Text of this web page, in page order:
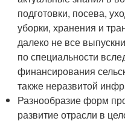
подготовки, посева,
уборки, хранения и
далеко не все
по специальности
финансирования
также неразвитой
Разнообразие форм
развитие отрасли в